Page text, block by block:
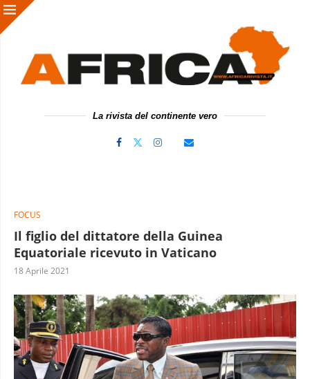
La rivista del continente vero
FOCUS
Il figlio del dittatore della Guinea
Equatoriale ricevuto in Vaticano
18 Aprile 2021